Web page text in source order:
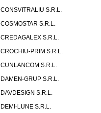
CONSVITRALIU S.R.L.
COSMOSTAR S.R.L.
CREDAGALEX S.R.L.
CROCHIU-PRIM S.R.L.
CUNLANCOM S.R.L.
DAMEN-GRUP S.R.L.
DAVDESIGN S.R.L.
DEMI-LUNE S.R.L.